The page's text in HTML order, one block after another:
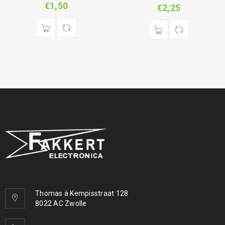
€1,50 €2,25
Thomas à Kempisstraat 128
8022 AC Zwolle